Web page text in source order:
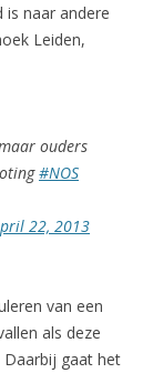
naar andere
Leiden,
ouders
#NOS
22, 2013
van een
als deze
gaat het